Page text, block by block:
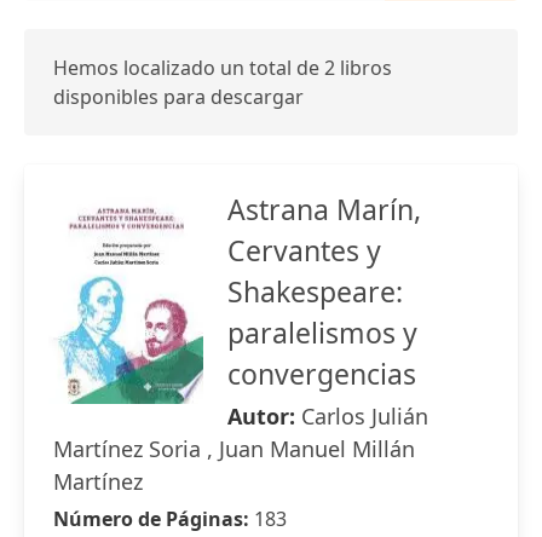
Hemos localizado un total de 2 libros
disponibles para descargar
Astrana Marín,
Cervantes y
Shakespeare:
paralelismos y
convergencias
Autor: Carlos Julián
Martínez Soria , Juan Manuel Millán
Martínez
Número de Páginas: 183